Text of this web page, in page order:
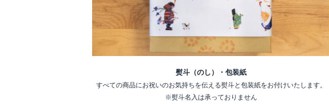
熨斗（のし）・包装紙
すべての商品にお祝いのお気持ちを伝える熨斗と包装紙をお付けいたします。
※熨斗名入は承っておりません